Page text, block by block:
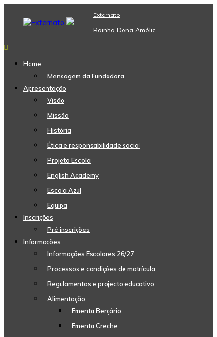
content
Externato
Rainha Dona Amélia
Home
Mensagem da Fundadora
Apresentação
Visão
Missão
História
Ética e responsabilidade social
Projeto Escola
English Academy
Escola Azul
Equipa
Inscrições
Pré inscrições
Informações
Informações Escolares 26/27
Processos e condições de matrícula
Regulamentos e projecto educativo
Alimentação
Ementa Berçário
Ementa Creche